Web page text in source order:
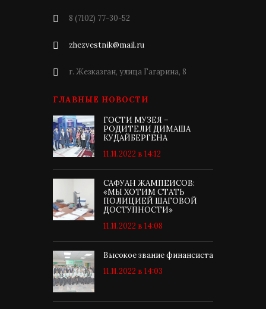
8 (7102) 77-30-52
zhezvestnik@mail.ru
г. Жезказган, улица Гагарина, 8
ГЛАВНЫЕ НОВОСТИ
ГОСТИ МУЗЕЯ –
РОДИТЕЛИ ДИМАША
КУДАЙБЕРГЕНА
11.11.2022 в 14:12
САФУАН ЖАМПЕИСОВ:
«МЫ ХОТИМ СТАТЬ
ПОЛИЦИЕЙ ШАГОВОЙ
ДОСТУПНОСТИ»
11.11.2022 в 14:08
Высокое звание финансиста
11.11.2022 в 14:03